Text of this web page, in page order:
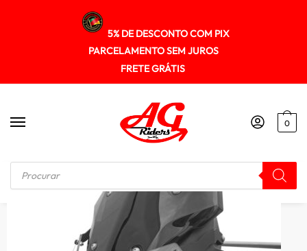
5% DE DESCONTO COM PIX
PARCELAMENTO SEM JUROS
FRETE GRÁTIS
0
Início / PROTETOR DE FAROL Protetor Farol Policarbonato Honda Sahara300 2024+ Spto761